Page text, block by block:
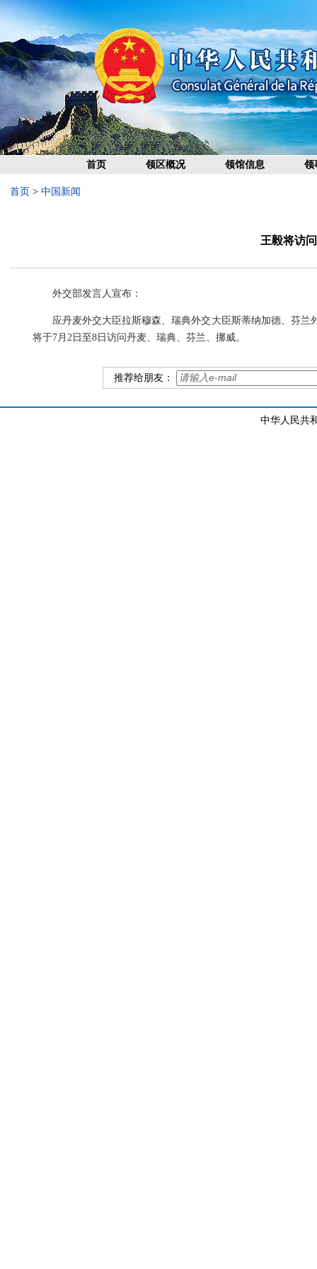
首页 领区概况 领馆信息 领
首页 > 中国新闻
王毅将访
外交部发言人宣布：
应丹麦外交大臣拉斯穆森、瑞典外交大臣斯蒂纳加德、芬
将于7月2日至8日访问丹麦、瑞典、芬兰、挪威。
推荐给朋友：
中华人民共